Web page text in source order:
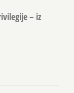
– iz